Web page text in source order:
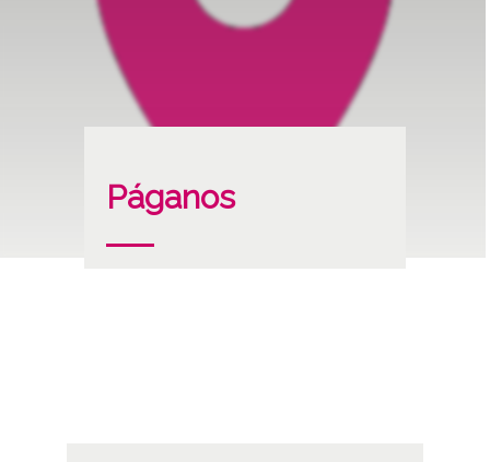
Páganos